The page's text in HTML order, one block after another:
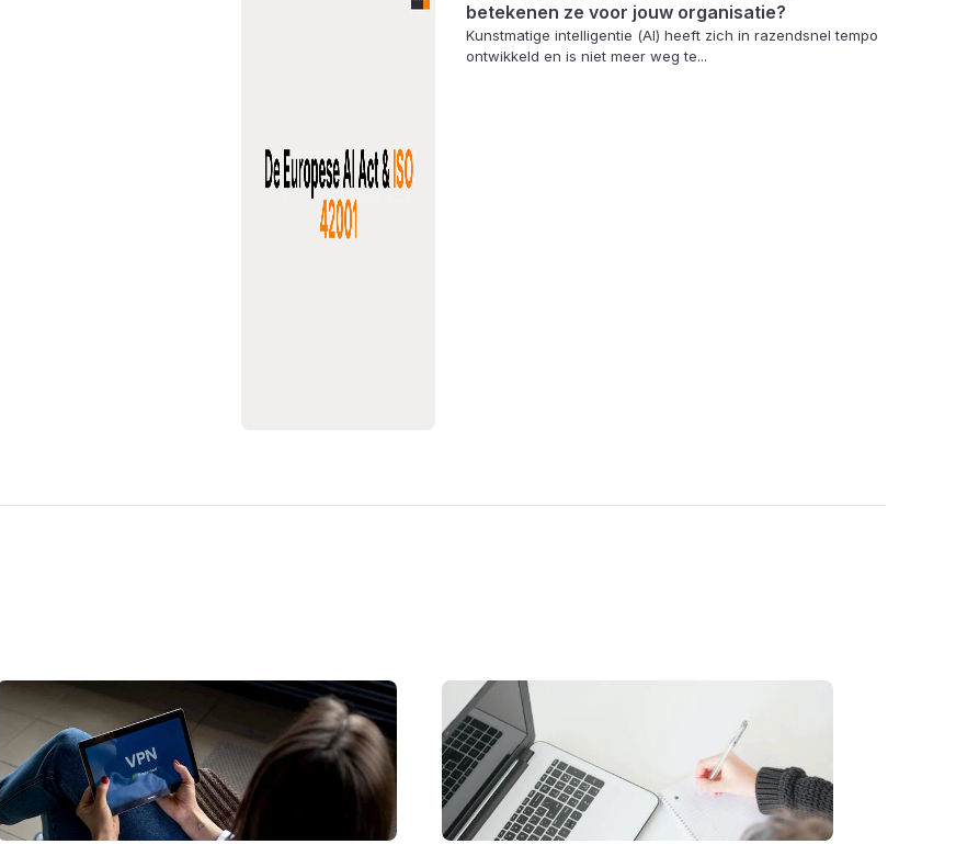
betekenen ze voor jouw organisatie?
Kunstmatige intelligentie (AI) heeft zich in razendsnel tempo
ontwikkeld en is niet meer weg te...